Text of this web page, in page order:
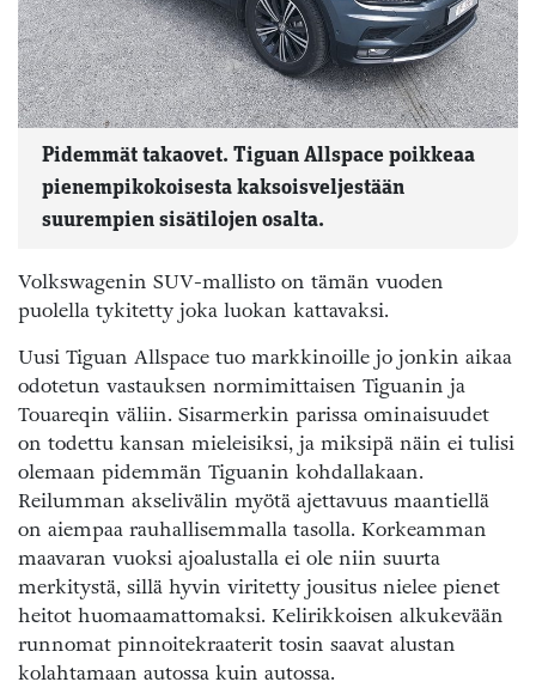
Pidemmät takaovet. Tiguan Allspace poikkeaa
pienempikokoisesta kaksoisveljestään
suurempien sisätilojen osalta.
Volkswagenin SUV-mallisto on tämän vuoden
puolella tykitetty joka luokan kattavaksi.
Uusi Tiguan Allspace tuo markkinoille jo jonkin aikaa
odotetun vastauksen normimittaisen Tiguanin ja
Touareqin väliin. Sisarmerkin parissa ominaisuudet
on todettu kansan mieleisiksi, ja miksipä näin ei tulisi
olemaan pidemmän Tiguanin kohdallakaan.
Reilumman akselivälin myötä ajettavuus maantiellä
on aiempaa rauhallisemmalla tasolla. Korkeamman
maavaran vuoksi ajoalustalla ei ole niin suurta
merkitystä, sillä hyvin viritetty jousitus nielee pienet
heitot huomaamattomaksi. Kelirikkoisen alkukevään
runnomat pinnoitekraaterit tosin saavat alustan
kolahtamaan autossa kuin autossa.